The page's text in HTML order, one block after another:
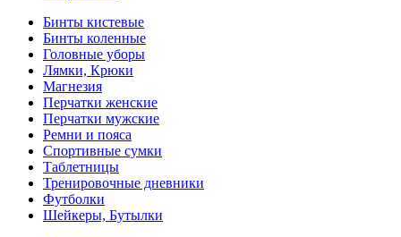
Бинты кистевые
Бинты коленные
Головные уборы
Лямки, Крюки
Магнезия
Перчатки женские
Перчатки мужские
Ремни и пояса
Спортивные сумки
Таблетницы
Тренировочные дневники
Футболки
Шейкеры, Бутылки